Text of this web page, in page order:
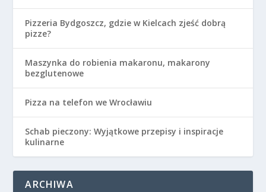
Pizzeria Bydgoszcz, gdzie w Kielcach zjeść dobrą
pizze?
Maszynka do robienia makaronu, makarony
bezglutenowe
Pizza na telefon we Wrocławiu
Schab pieczony: Wyjątkowe przepisy i inspiracje
kulinarne
ARCHIWA